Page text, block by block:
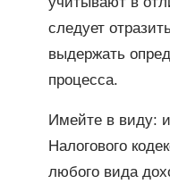
следует
выдержать
процесса.
Имейте в виду:
Налогового
любого вида